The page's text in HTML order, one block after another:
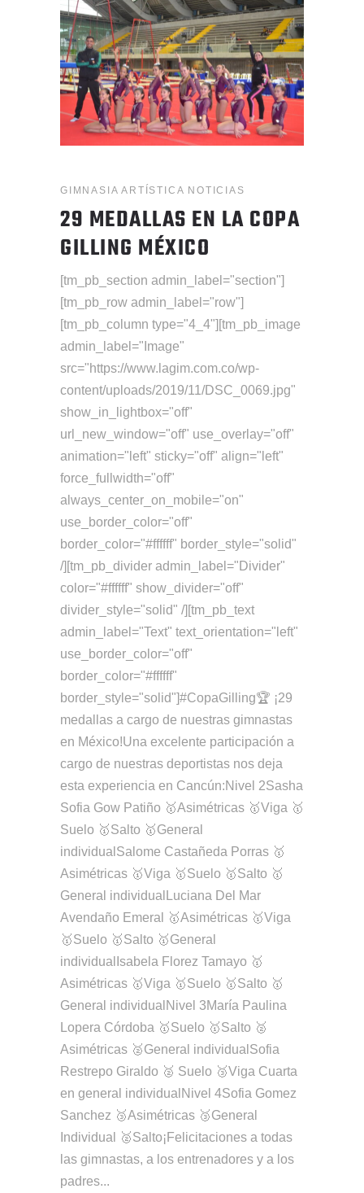
GIMNASIA ARTÍSTICA NOTICIAS
29 MEDALLAS EN LA COPA
GILLING MÉXICO
[tm_pb_section admin_label="section"]
[tm_pb_row admin_label="row"]
[tm_pb_column type="4_4"][tm_pb_image
admin_label="Image"
src="https://www.lagim.com.co/wp-
content/uploads/2019/11/DSC_0069.jpg"
show_in_lightbox="off"
url_new_window="off" use_overlay="off"
animation="left" sticky="off" align="left"
force_fullwidth="off"
always_center_on_mobile="on"
use_border_color="off"
border_color="#ffffff" border_style="solid"
/][tm_pb_divider admin_label="Divider"
color="#ffffff" show_divider="off"
divider_style="solid" /][tm_pb_text
admin_label="Text" text_orientation="left"
use_border_color="off"
border_color="#ffffff"
border_style="solid"]#CopaGilling🏆 ¡29
medallas a cargo de nuestras gimnastas
en México!Una excelente participación a
cargo de nuestras deportistas nos deja
esta experiencia en Cancún:Nivel 2Sasha
Sofia Gow Patiño 🥇Asimétricas 🥇Viga 🥇
Suelo 🥇Salto 🥇General
individualSalome Castañeda Porras 🥇
Asimétricas 🥇Viga 🥇Suelo 🥇Salto 🥇
General individualLuciana Del Mar
Avendaño Emeral 🥇Asimétricas 🥇Viga
🥇Suelo 🥇Salto 🥇General
individualIsabela Florez Tamayo 🥇
Asimétricas 🥇Viga 🥇Suelo 🥇Salto 🥇
General individualNivel 3María Paulina
Lopera Córdoba 🥇Suelo 🥇Salto 🥈
Asimétricas 🥈General individualSofia
Restrepo Giraldo 🥈 Suelo 🥉Viga Cuarta
en general individualNivel 4Sofia Gomez
Sanchez 🥉Asimétricas 🥉General
Individual 🥈Salto¡Felicitaciones a todas
las gimnastas, a los entrenadores y a los
padres